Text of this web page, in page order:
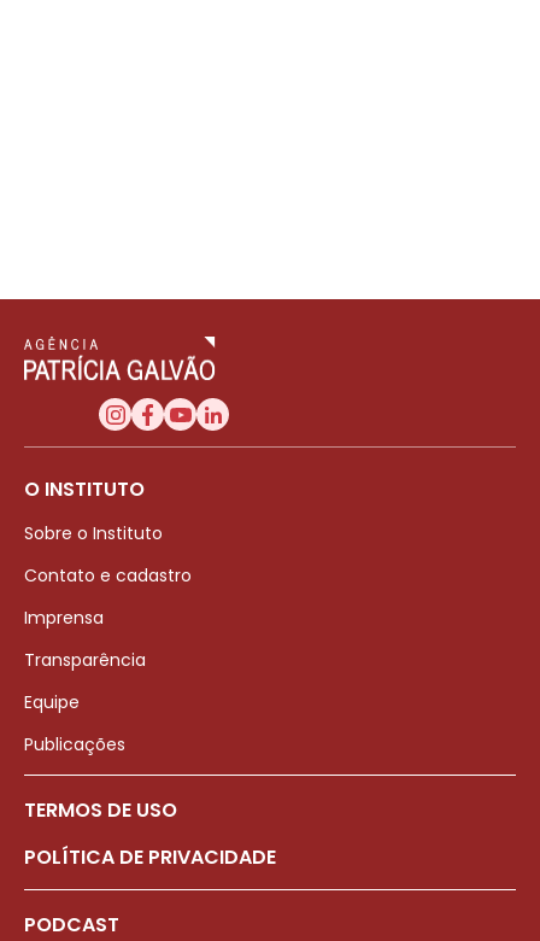
O INSTITUTO
Sobre o Instituto
Contato e cadastro
Imprensa
Transparência
Equipe
Publicações
TERMOS DE USO
POLÍTICA DE PRIVACIDADE
PODCAST